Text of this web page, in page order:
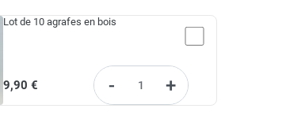
Lot de 10 agrafes en bois
9,90 € - +